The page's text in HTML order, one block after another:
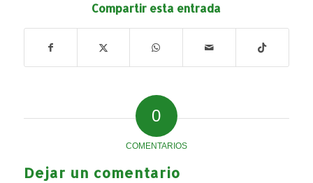
Compartir esta entrada
0
COMENTARIOS
Dejar un comentario